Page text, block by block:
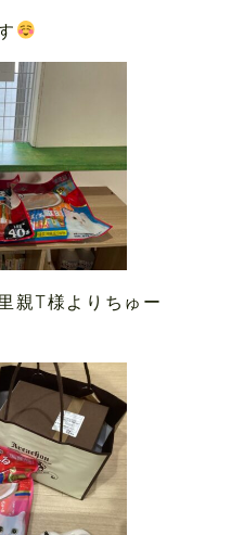
親T様よりちゅー